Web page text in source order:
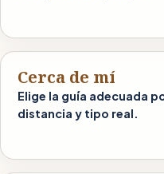
Cerca de mí
Elige la guía adecuada
distancia y tipo real.